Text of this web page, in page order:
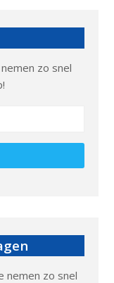
zo snel
nemen zo snel